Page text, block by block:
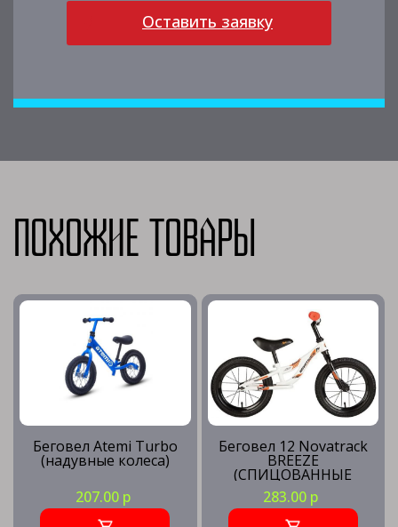
Оставить заявку
Похожие товары
Беговел Atemi Turbo
(надувные колеса)
207.00 р
Беговел 12 Novatrack
BREEZE
(СПИЦОВАННЫЕ
КОЛЕСА)
283.00 р